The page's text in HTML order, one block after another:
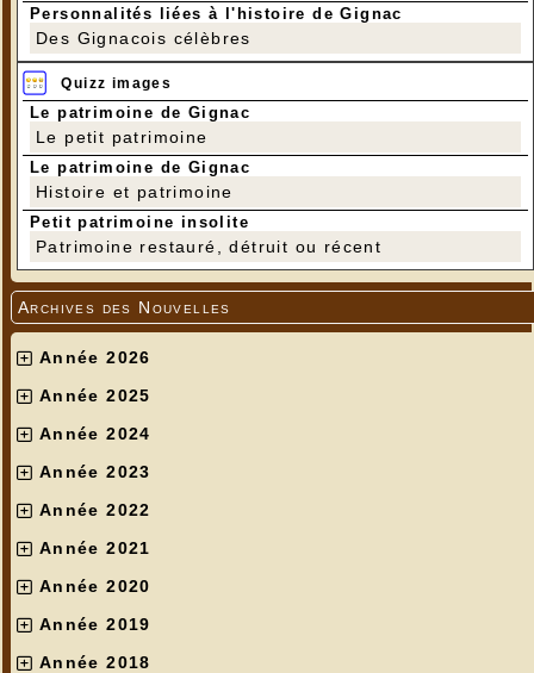
Personnalités liées à l'histoire de Gignac
Des Gignacois célèbres
Quizz images
Le patrimoine de Gignac
Le petit patrimoine
Le patrimoine de Gignac
Histoire et patrimoine
Petit patrimoine insolite
Patrimoine restauré, détruit ou récent
Archives des Nouvelles
Année 2026
Année 2025
Année 2024
Année 2023
Année 2022
Année 2021
Année 2020
Année 2019
Année 2018